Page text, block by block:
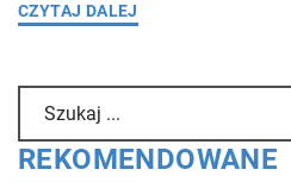
CZYTAJ DALEJ
REKOMENDOWANE